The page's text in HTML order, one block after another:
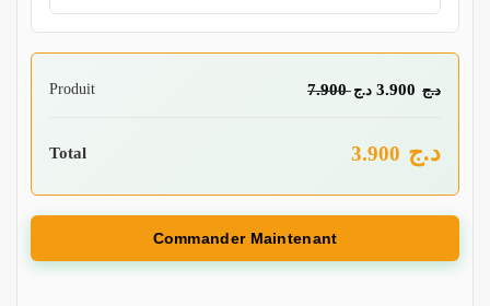
Produit 7.900 د.ج 3.900 د.ج
Total 3.900 د.ج
Commander Maintenant